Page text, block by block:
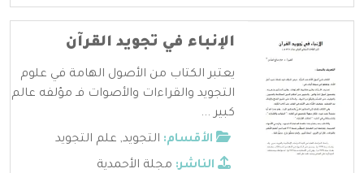
الإنباء في تجويد القرآن
يعتبر الكتاب من الأصول الهامة في علوم
التجويد والقراءات والأصوات فـ مؤلفه عالم
كبير ...
الأقسام: التجويد, علم التجويد
الناشر: مجلة الأحمدية